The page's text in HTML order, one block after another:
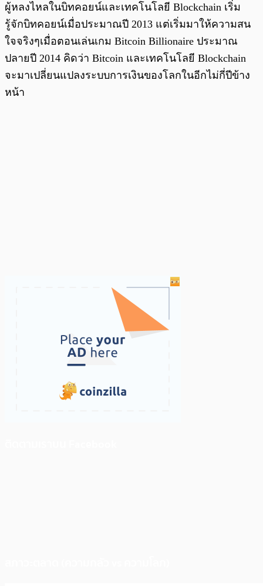
ผู้หลงไหลในบิทคอยน์และเทคโนโลยี Blockchain เริ่ม
รู้จักบิทคอยน์เมื่อประมาณปี 2013 แต่เริ่มมาให้ความสน
ใจจริงๆเมื่อตอนเล่นเกม Bitcoin Billionaire ประมาณ
ปลายปี 2014 คิดว่า Bitcoin และเทคโนโลยี Blockchain
จะมาเปลี่ยนแปลงระบบการเงินของโลกในอีกไม่กี่ปีข้าง
หน้า